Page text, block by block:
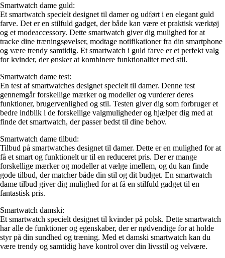
Smartwatch dame guld:
Et smartwatch specielt designet til damer og udført i en elegant guld
farve. Det er en stilfuld gadget, der både kan være et praktisk værktøj
og et modeaccessory. Dette smartwatch giver dig mulighed for at
tracke dine træningsøvelser, modtage notifikationer fra din smartphone
og være trendy samtidig. Et smartwatch i guld farve er et perfekt valg
for kvinder, der ønsker at kombinere funktionalitet med stil.
Smartwatch dame test:
En test af smartwatches designet specielt til damer. Denne test
gennemgår forskellige mærker og modeller og vurderer deres
funktioner, brugervenlighed og stil. Testen giver dig som forbruger et
bedre indblik i de forskellige valgmuligheder og hjælper dig med at
finde det smartwatch, der passer bedst til dine behov.
Smartwatch dame tilbud:
Tilbud på smartwatches designet til damer. Dette er en mulighed for at
få et smart og funktionelt ur til en reduceret pris. Der er mange
forskellige mærker og modeller at vælge imellem, og du kan finde
gode tilbud, der matcher både din stil og dit budget. En smartwatch
dame tilbud giver dig mulighed for at få en stilfuld gadget til en
fantastisk pris.
Smartwatch damski:
Et smartwatch specielt designet til kvinder på polsk. Dette smartwatch
har alle de funktioner og egenskaber, der er nødvendige for at holde
styr på din sundhed og træning. Med et damski smartwatch kan du
være trendy og samtidig have kontrol over din livsstil og velvære.